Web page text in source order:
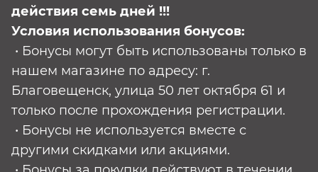
действия семь дней !!!
Условия использования бонусов:
• Бонусы могут быть использованы только в
нашем магазине по адресу: г.
Благовещенск, улица 50 лет октября 61 и
только после прохождения регистрации.
• Бонусы не используется вместе с
другими скидками или акциями.